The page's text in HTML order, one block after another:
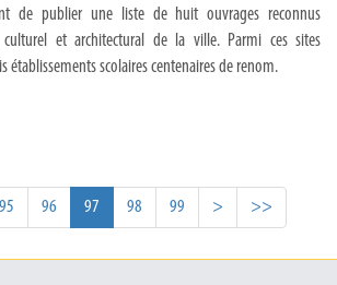
de publier une liste de huit ouvrages reconnus
et architectural de la ville. Parmi ces sites
établissements scolaires centenaires de renom.
95 96 97 98 99 > >>